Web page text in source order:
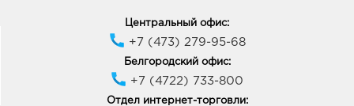
Центральный офис:
+7 (473) 279-95-68
Белгородский офис:
+7 (4722) 733-800
Отдел интернет-торговли: